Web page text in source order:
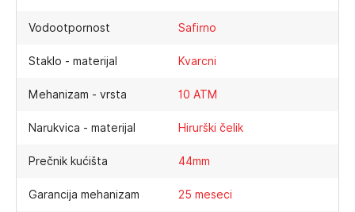
Vodootpornost Safirno
Staklo - materijal Kvarcni
Mehanizam - vrsta 10 ATM
Narukvica - materijal Hirurški čelik
Prečnik kućišta 44mm
Garancija mehanizam 25 meseci